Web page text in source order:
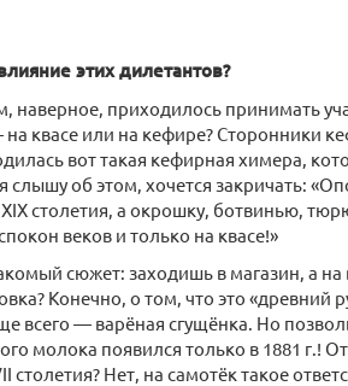
этих дилетантов?
наверное, приходилось принимать
квасе или на кефире? Сторонники
вот такая кефирная химера,
слышу об этом, хочется закричать:
столетия, а окрошку, ботвинью,
веков и только на квасе!»
сюжет: заходишь в магазин, а
Конечно, о том, что это «древний
всего — варёная сгущёнка. Но
молока появился только в 1881 г.!
столетия? Нет, на самотёк такое